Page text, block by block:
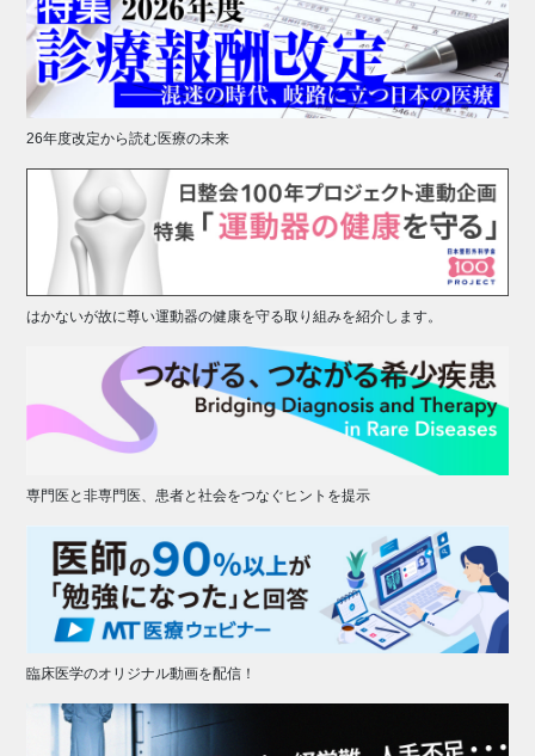
26年度改定から読む医療の未来
はかないが故に尊い運動器の健康を守る取り組みを紹介します。
専門医と非専門医、患者と社会をつなぐヒントを提示
臨床医学のオリジナル動画を配信！